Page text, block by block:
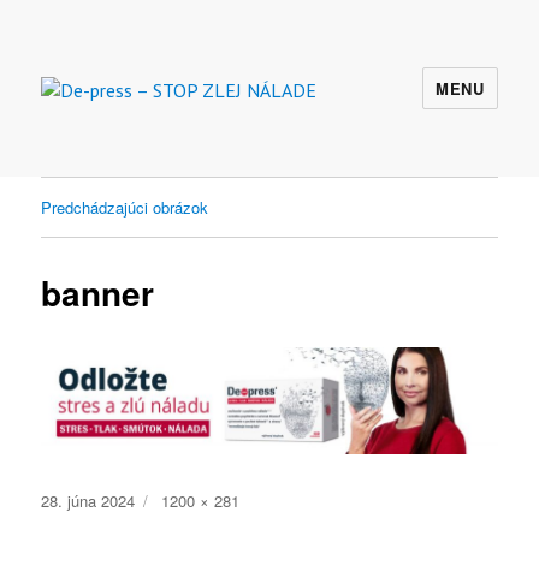
MENU
Predchádzajúci obrázok
banner
Publikované
28. júna 2024
Plná
1200 × 281